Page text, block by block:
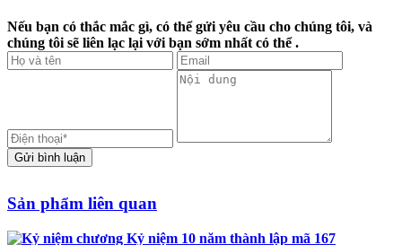
Nếu bạn có thắc mắc gì, có thể gửi yêu cầu cho chúng tôi, và
chúng tôi sẽ liên lạc lại với bạn sớm nhất có thể .
Gửi bình luận
Sản phẩm liên quan